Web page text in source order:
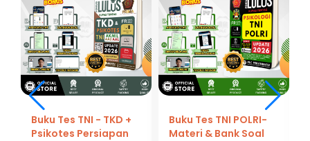
Buku Tes TNI - TKD +
Psikotes Persiapan
Buku Tes TNI POLRI-
Materi & Bank Soal